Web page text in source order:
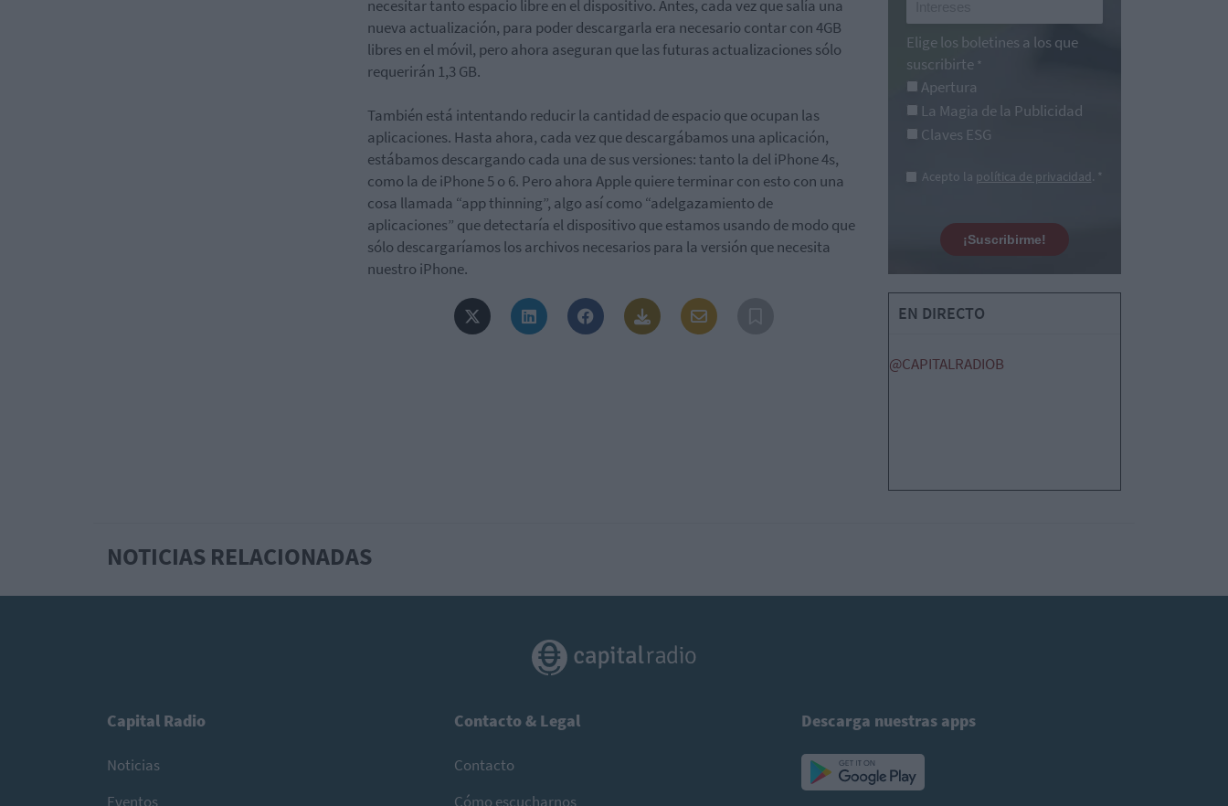
necesitar tanto espacio libre en el dispositivo. Antes, cada vez que salía una
nueva actualización, para poder descargarla era necesario contar con 4GB
libres en el móvil, pero ahora aseguran que las futuras actualizaciones sólo
requerirán 1,3 GB.
También está intentando reducir la cantidad de espacio que ocupan las
aplicaciones. Hasta ahora, cada vez que descargábamos una aplicación,
estábamos descargando cada una de sus versiones: tanto la del iPhone 4s,
como la de iPhone 5 o 6. Pero ahora Apple quiere terminar con esto con una
cosa llamada “app thinning”, algo así como “adelgazamiento de
aplicaciones” que detectaría el dispositivo que estamos usando de modo que
sólo descargaríamos los archivos necesarios para la versión que necesita
nuestro iPhone.
Elige los boletines a los que
suscribirte *
Apertura
La Magia de la Publicidad
Claves ESG
Acepto la política de privacidad. *
¡Suscribirme!
EN DIRECTO
@CAPITALRADIOB
NOTICIAS RELACIONADAS
Capital Radio
Noticias
Eventos
Contacto & Legal
Contacto
Cómo escucharnos
Descarga nuestras apps